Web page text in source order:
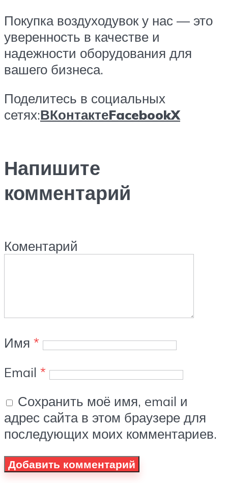
Покупка воздуходувок у нас — это
уверенность в качестве и
надежности оборудования для
вашего бизнеса.
Поделитесь в социальных
сетях:ВКонтактеFacebookX
Напишите
комментарий
Коментарий
Имя *
Email *
Сохранить моё имя, email и
адрес сайта в этом браузере для
последующих моих комментариев.